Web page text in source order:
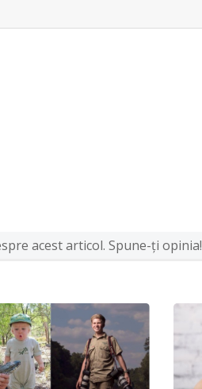
acest articol. Spune-ţi opinia!